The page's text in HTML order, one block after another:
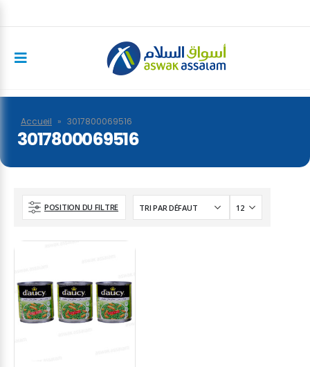
Accueil » 3017800069516
3017800069516
POSITION DU FILTRE